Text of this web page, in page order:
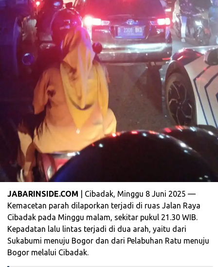
JABARINSIDE.COM | Cibadak, Minggu 8 Juni 2025 —
Kemacetan parah dilaporkan terjadi di ruas Jalan Raya
Cibadak pada Minggu malam, sekitar pukul 21.30 WIB.
Kepadatan lalu lintas terjadi di dua arah, yaitu dari
Sukabumi menuju Bogor dan dari Pelabuhan Ratu menuju
Bogor melalui Cibadak.